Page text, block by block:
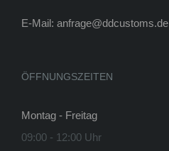
E-Mail: anfrage@ddcustoms.de
ÖFFNUNGSZEITEN
Montag - Freitag
09:00 - 12:00 Uhr